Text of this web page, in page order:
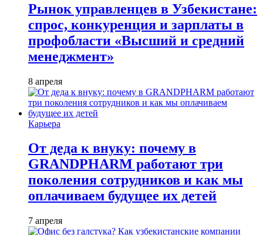
Рынок управленцев в Узбекистане:
спрос, конкуренция и зарплаты в
профобласти «Высший и средний
менеджмент»
8 апреля
Карьера
От деда к внуку: почему в
GRANDPHARM работают три
поколения сотрудников и как мы
оплачиваем будущее их детей
7 апреля